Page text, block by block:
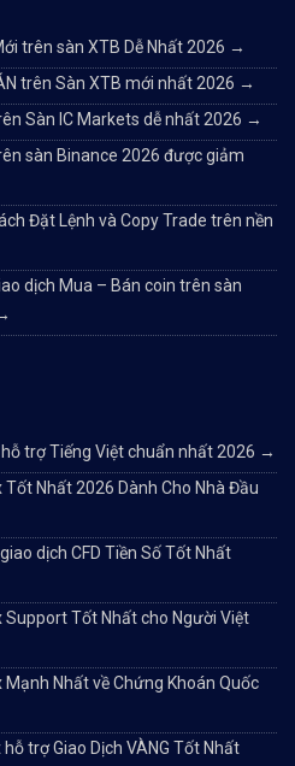
trên sàn XTB Dễ Nhất 2026 →
trên Sàn XTB mới nhất 2026 →
Sàn IC Markets dễ nhất 2026 →
sàn Binance 2026 được giảm
Đặt Lệnh và Copy Trade trên nền
dịch Mua – Bán coin trên sàn
trợ Tiếng Việt chuẩn nhất 2026 →
Nhất 2026 Dành Cho Nhà Đầu
dịch CFD Tiền Số Tốt Nhất
Support Tốt Nhất cho Người Việt
Nhất về Chứng Khoán Quốc
trợ Giao Dịch VÀNG Tốt Nhất